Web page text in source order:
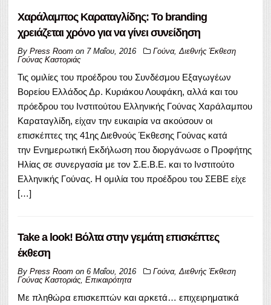
Χαράλαμπος Καραταγλίδης: Το branding
χρειάζεται χρόνο για να γίνει συνείδηση
By Press Room on 7 Μαΐου, 2016 Γούνα, Διεθνής Έκθεση
Γούνας Καστοριάς
Τις ομιλίες του προέδρου του Συνδέσμου Εξαγωγέων
Βορείου Ελλάδος Δρ. Κυριάκου Λουφάκη, αλλά και του
πρόεδρου του Ινστιτούτου Ελληνικής Γούνας Χαράλαμπου
Καραταγλίδη, είχαν την ευκαιρία να ακούσουν οι
επισκέπτες της 41ης Διεθνούς Έκθεσης Γούνας κατά
την Ενημερωτική Εκδήλωση που διοργάνωσε ο Προφήτης
Ηλίας σε συνεργασία με τον Σ.Ε.Β.Ε. και το Ινστιτούτο
Ελληνικής Γούνας. Η ομιλία του προέδρου του ΣΕΒΕ είχε
[…]
Take a look! Βόλτα στην γεμάτη επισκέπτες
έκθεση
By Press Room on 6 Μαΐου, 2016 Γούνα, Διεθνής Έκθεση
Γούνας Καστοριάς Επικαιρότητα
Με πληθώρα επισκεπτών και αρκετά… επιχειρηματικά